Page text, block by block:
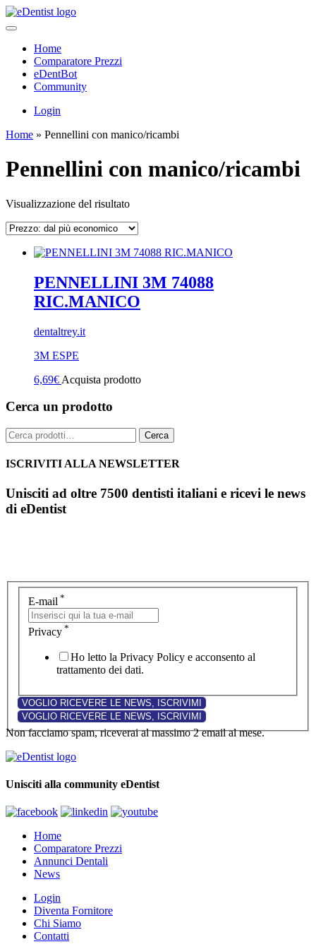
Home
Comparatore Prezzi
eDentBot
Community
Login
Home » Pennellini con manico/ricambi
Pennellini con manico/ricambi
Visualizzazione del risultato
PENNELLINI 3M 74088
RIC.MANICO
dentaltrey.it
3M ESPE
6,69€ Acquista prodotto
Cerca un prodotto
Cerca: Cerca
ISCRIVITI ALLA NEWSLETTER
Unisciti ad oltre 7500 dentisti italiani e ricevi le news
di eDentist
E-mail *
Privacy *
Ho letto la Privacy Policy e acconsento al
trattamento dei dati.
Non facciamo spam, riceverai al massimo 2 email al mese.
Unisciti alla community eDentist
Home
Comparatore Prezzi
Annunci Dentali
News
Login
Diventa Fornitore
Chi Siamo
Contatti